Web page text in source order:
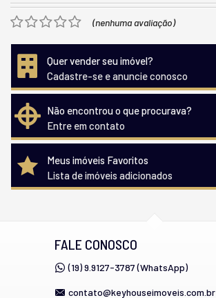
(nenhuma avaliação)
Quer vender seu imóvel?
Cadastre-se e anuncie conosco
Não encontrou o que procurava?
Entre em contato
Meus imóveis Favoritos
Lista de imóveis adicionados
FALE CONOSCO
(19) 9.9127-3787 (WhatsApp)
contato@keyhouseimoveis.com.br